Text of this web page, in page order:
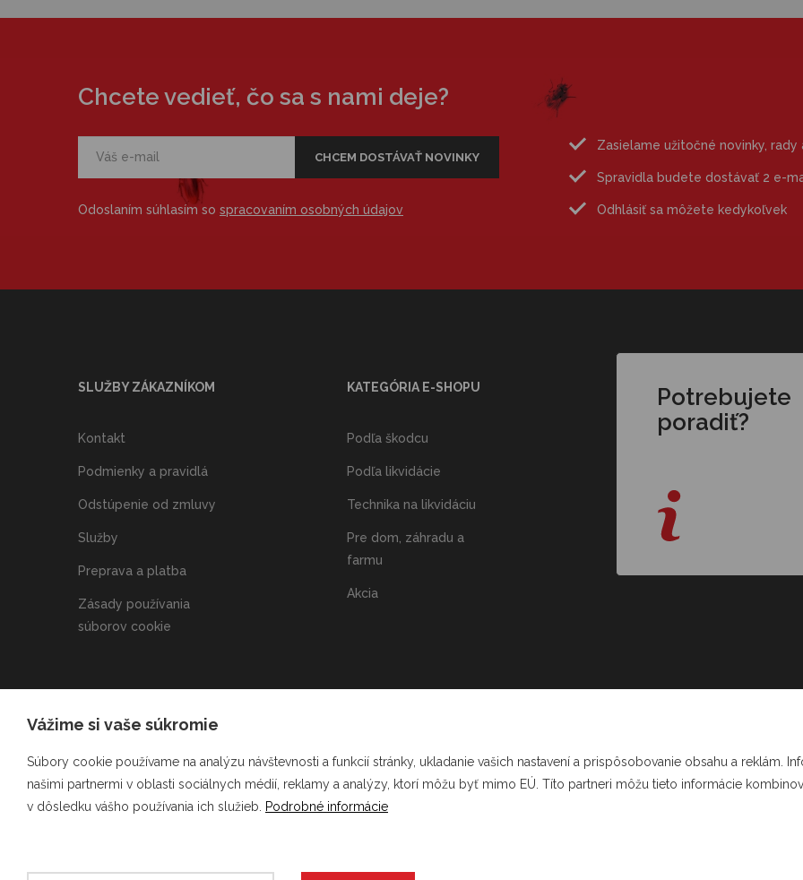
Chcete vedieť, čo sa s nami deje?
Odoslaním súhlasím so spracovaním osobných údajov
Zasielame užitočné novinky, rady
Spravidla budete dostávať 2 e-
Odhlásiť sa môžete kedykoľvek
SLUŽBY ZÁKAZNÍKOM
Kontakt
Podmienky a pravidlá
Odstúpenie od zmluvy
Služby
Preprava a platba
Zásady používania
súborov cookie
KATEGÓRIA E-SHOPU
Podľa škodcu
Podľa likvidácie
Technika na likvidáciu
Pre dom, záhradu a
farmu
Akcia
Potrebujete
poradiť?
online; v prípade technickej poruchy najneskôr do 48 hodín.
Vážime si vaše súkromie
Súbory cookie používame na analýzu návštevnosti a funkcií stránky, ukladanie vašich nastavení a prispôsobovanie obsahu a reklám.
našimi partnermi v oblasti sociálnych médií, reklamy a analýzy, ktorí môžu byť mimo EÚ. Títo partneri môžu tieto informácie
v dôsledku vášho používania ich služieb.
Podrobné informácie